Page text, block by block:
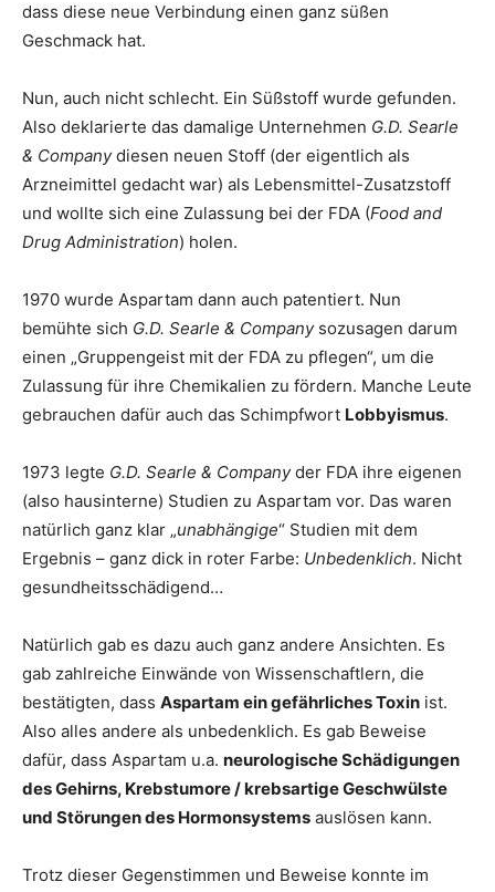
dass diese neue Verbindung einen ganz süßen
Geschmack hat.
Nun, auch nicht schlecht. Ein Süßstoff wurde gefunden.
Also deklarierte das damalige Unternehmen G.D. Searle
& Companydiesen neuen Stoff (der eigentlich als
Arzneimittel gedacht war) als Lebensmittel-Zusatzstoff
und wollte sich eine Zulassung bei der FDA (Food and
Drug Administration) holen.
1970 wurde Aspartam dann auch patentiert. Nun
bemühte sich G.D. Searle & Companysozusagen darum
einen „Gruppengeist mit der FDA zu pflegen“, um die
Zulassung für ihre Chemikalien zu fördern. Manche Leute
gebrauchen dafür auch das Schimpfwort Lobbyismus.
1973 legte G.D. Searle & Companyder FDA ihre eigenen
(also hausinterne) Studien zu Aspartam vor. Das waren
natürlich ganz klar „unabhängige“ Studien mit dem
Ergebnis – ganz dick in roter Farbe: Unbedenklich. Nicht
gesundheitsschädigend…
Natürlich gab es dazu auch ganz andere Ansichten. Es
gab zahlreiche Einwände von Wissenschaftlern, die
bestätigten, dass Aspartam ein gefährliches Toxin ist.
Also alles andere als unbedenklich. Es gab Beweise
dafür, dass Aspartam u.a. neurologische Schädigungen
des Gehirns, Krebstumore / krebsartige Geschwülste
und Störungen des Hormonsystems auslösen kann.
Trotz dieser Gegenstimmen und Beweise konnte im